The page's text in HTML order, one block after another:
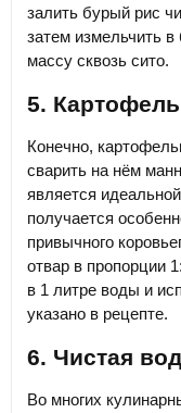
залить бурый рис
затем измельчить
массу сквозь сито.
5.
Конечно,
сварить на нём
является
получается
привычного
отвар в пропорции
в 1 литре воды и
указано в рецепте.
6. Чистая
Во многих